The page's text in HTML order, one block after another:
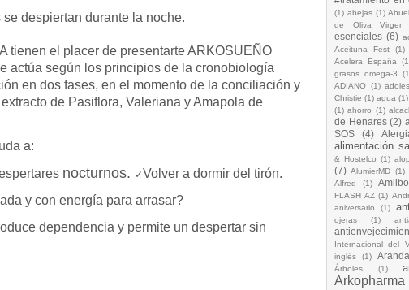
despiertan durante la noche.
tienen el placer de presentarte ARKOSUEÑO
actúa según los principios de la cronobiología
en dos fases, en el momento de la conciliación y
de Pasiflora, Valeriana y Amapola de
a:
nocturnos. ✓Volver a dormir del tirón.
y con energía para arrasar?
dependencia y permite un despertar sin
(1) abejas (1)
de Oliva Virgen
esenciales (6)
Aceituna Fest (1)
Acelera España
grasos omega-3
ADIANO (1)
Christie (1) agua (1)
(1) ahorro (1)
de Henares (2)
SOS
(4)
alimentación
& Hostelco (1)
(7) AlumierMD (1)
Alfred
(1) Amiibo
FLASH AZ (1)
aniversario (1)
ojeras
(1)
Internacional del
inglés
(1)
Árboles
(1)
Arkopharma